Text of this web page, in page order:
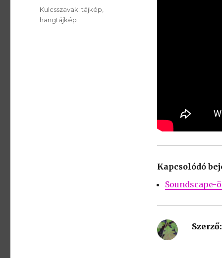
Kapcsolódó
Soundscape-
Szerző:
Kulcsszavak:Kulcsszavak:
tájkép
hangtájkép